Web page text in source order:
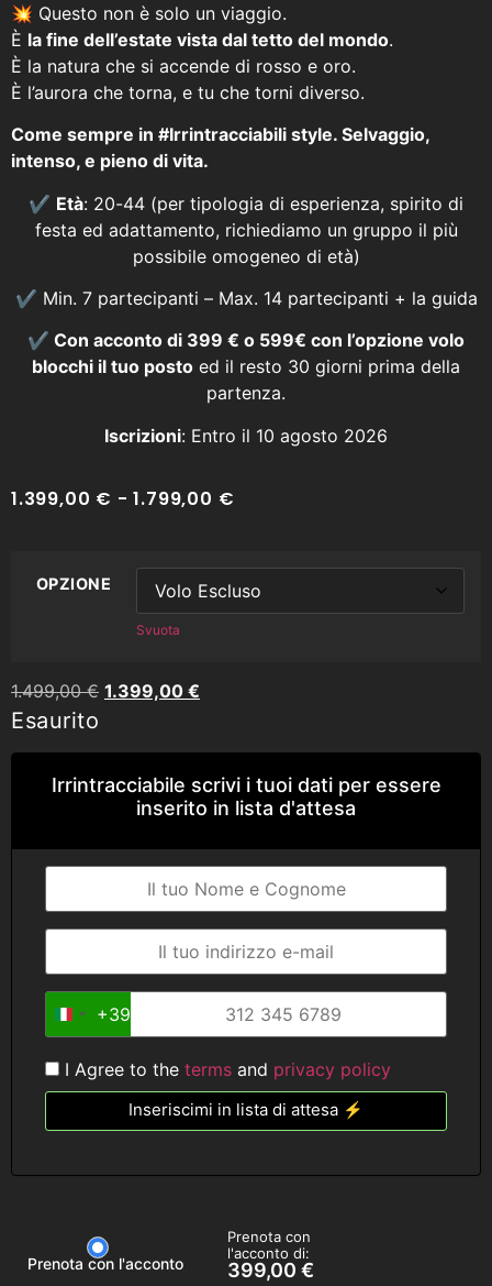
💥 Questo non è solo un viaggio.
È la fine dell’estate vista dal tetto del mondo.
È la natura che si accende di rosso e oro.
È l’aurora che torna, e tu che torni diverso.
Come sempre in #Irrintracciabili style. Selvaggio,
intenso, e pieno di vita.
✔️ Età: 20-44 (per tipologia di esperienza, spirito di
festa ed adattamento, richiediamo un gruppo il più
possibile omogeneo di età)
✔️ Min. 7 partecipanti – Max. 14 partecipanti + la guida
✔️ Con acconto di 399 € o 599€ con l’opzione volo
blocchi il tuo posto ed il resto 30 giorni prima della
partenza.
Iscrizioni: Entro il 10 agosto 2026
1.399,00 € - 1.799,00 €
OPZIONE
Svuota
1.499,00€ 1.399,00 €
Esaurito
Irrintracciabile scrivi i tuoi dati per essere
inserito in lista d'attesa
Italy +39
+39
I Agree to the terms and privacy policy
Inseriscimi in lista di attesa ⚡
Prenota con l'acconto
Prenota con
l'acconto di:
399,00 €